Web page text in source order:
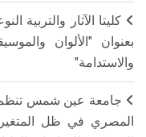
كليتا الآثار والتربية
بعنوان "الألوان
والاستدامة"
جامعة عين شمس تنظم
المصري في ظل